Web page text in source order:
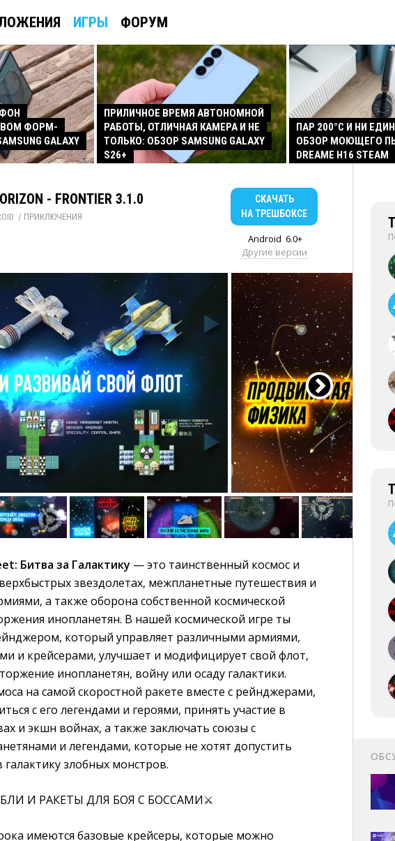
ИГРЫ ФОРУМ
ФОРМ-
GALAXY
ПРИЛИЧНОЕ ВРЕМЯ АВТОНОМНОЙ
РАБОТЫ, ОТЛИЧНАЯ КАМЕРА И НЕ
ТОЛЬКО: ОБЗОР SAMSUNG GALAXY
S26+
ПАР 200°C И НИ
ОБЗОР МОЮЩЕГО
DREAME H16 STEAM
- FRONTIER 3.1.0
/ ПРИКЛЮЧЕНИЯ
СКАЧАТЬ
НА ТРЕШБОКСЕ
Android 6.0+
Другие версии
Битва за Галактику — это таинственный космос и
звездолетах, межпланетные путешествия и
а также оборона собственной космической
инопланетян. В нашей космической игре ты
который управляет различными армиями,
и крейсерами, улучшает и модифицирует свой флот,
инопланетян, войну или осаду галактики.
на самой скоростной ракете вместе с рейнджерами,
с его легендами и героями, принять участие в
и экшн войнах, а также заключать союзы с
и легендами, которые не хотят допустить
злобных монстров.
И РАКЕТЫ ДЛЯ БОЯ С БОССАМИ⚔
имеются базовые крейсеры, которые можно